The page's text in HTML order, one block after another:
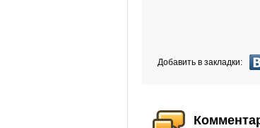
Добавить в закладки: